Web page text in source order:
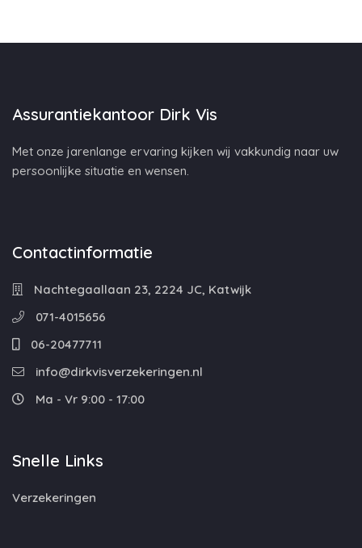
Assurantiekantoor Dirk Vis
Met onze jarenlange ervaring kijken wij vakkundig naar uw
persoonlijke situatie en wensen.
Contactinformatie
Nachtegaallaan 23, 2224 JC, Katwijk
071-4015656
06-20477711
info@dirkvisverzekeringen.nl
Ma - Vr 9:00 - 17:00
Snelle Links
Verzekeringen